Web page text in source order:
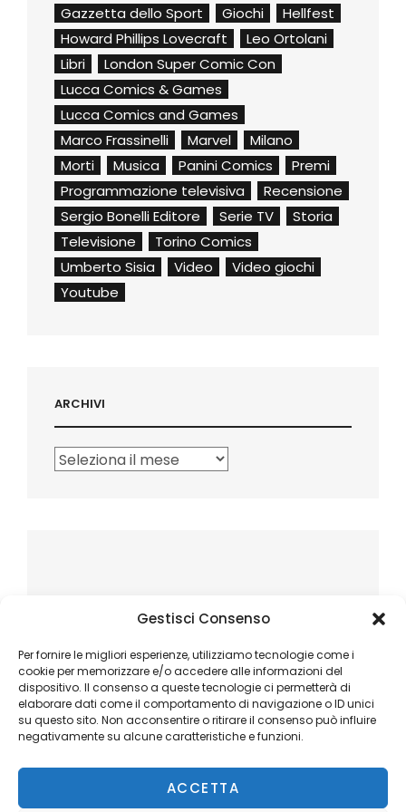
Gestisci Consenso
Per fornire le migliori esperienze, utilizziamo tecnologie come i
cookie per memorizzare e/o accedere alle informazioni del
dispositivo. Il consenso a queste tecnologie ci permetterà di
elaborare dati come il comportamento di navigazione o ID unici
su questo sito. Non acconsentire o ritirare il consenso può influire
negativamente su alcune caratteristiche e funzioni.
ACCETTA
Gazzetta dello Sport Giochi
Hellfest
Howard Phillips Lovecraft
Leo Ortolani
Libri
London Super Comic Con
Lucca Comics & Games
Lucca Comics and Games
Marco Frassinelli
Marvel
Milano
Morti
Musica Panini Comics
Premi
Programmazione televisiva
Recensione
Sergio Bonelli Editore
Serie TV
Storia
Televisione
Torino Comics
Umberto Sisia
Video
Video giochi
Youtube
ARCHIVI
Archivi